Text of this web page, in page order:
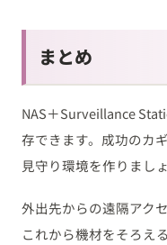
まとめ
NAS＋Surveillance
存できます。成功のカ
見守り環境を作りましょ
外出先からの遠隔アク
これから機材をそろえ